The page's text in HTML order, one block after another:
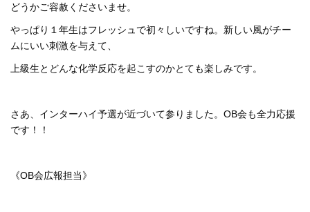
どうかご容赦くださいませ。
やっぱり１年生はフレッシュで初々しいですね。新しい風がチー
ムにいい刺激を与えて、
上級生とどんな化学反応を起こすのかとても楽しみです。
さあ、インターハイ予選が近づいて参りました。OB会も全力応援
です！！
《OB会広報担当》